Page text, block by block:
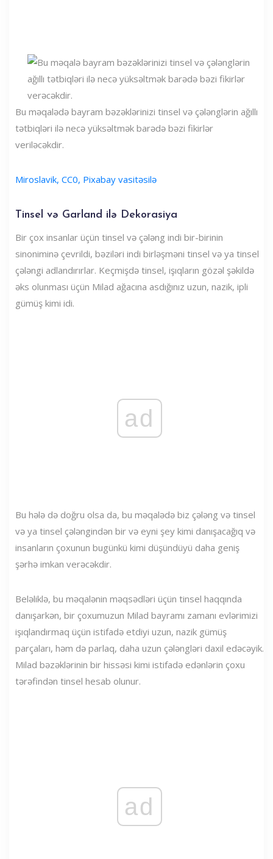
Bu məqalədə bayram bəzəklərinizi tinsel və çələnglərin ağıllı
tətbiqləri ilə necə yüksəltmək barədə bəzi fikirlər
veriləcəkdir.
Miroslavik, CC0, Pixabay vasitəsilə
Tinsel və Garland ilə Dekorasiya
Bir çox insanlar üçün tinsel və çələng indi bir-birinin
sinoniminə çevrildi, bəziləri indi birləşməni tinsel və ya tinsel
çələngi adlandırırlar. Keçmişdə tinsel, işıqların gözəl şəkildə
əks olunması üçün Milad ağacına asdığınız uzun, nazik, ipli
gümüş kimi idi.
ad
Bu hələ də doğru olsa da, bu məqalədə biz çələng və tinsel
və ya tinsel çələngindən bir və eyni şey kimi danışacağıq və
insanların çoxunun bugünkü kimi düşündüyü daha geniş
şərhə imkan verəcəkdir.
Beləliklə, bu məqalənin məqsədləri üçün tinsel haqqında
danışarkən, bir çoxumuzun Milad bayramı zamanı evlərimizi
işıqlandırmaq üçün istifadə etdiyi uzun, nazik gümüş
parçaları, həm də parlaq, daha uzun çələngləri daxil edəcəyik.
Milad bəzəklərinin bir hissəsi kimi istifadə edənlərin çoxu
tərəfindən tinsel hesab olunur.
ad